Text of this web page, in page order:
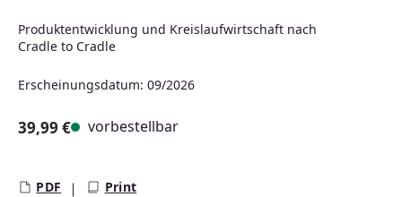
Produktentwicklung und Kreislaufwirtschaft nach
Cradle to Cradle
Erscheinungsdatum: 09/2026
39,99 € vorbestellbar
PDF Print